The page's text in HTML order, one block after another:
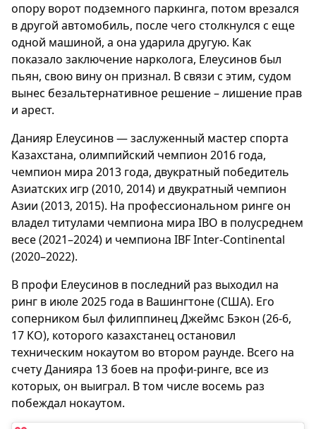
опору ворот подземного паркинга, потом врезался
в другой автомобиль, после чего столкнулся с еще
одной машиной, а она ударила другую. Как
показало заключение нарколога, Елеусинов был
пьян, свою вину он признал. В связи с этим, судом
вынес безальтернативное решение – лишение прав
и арест.
Данияр Елеусинов — заслуженный мастер спорта
Казахстана, олимпийский чемпион 2016 года,
чемпион мира 2013 года, двукратный победитель
Азиатских игр (2010, 2014) и двукратный чемпион
Азии (2013, 2015). На профессиональном ринге он
владел титулами чемпиона мира IBO в полусреднем
весе (2021–2024) и чемпиона IBF Inter-Continental
(2020–2022).
В профи Елеусинов в последний раз выходил на
ринг в июле 2025 года в Вашингтоне (США). Его
соперником был филиппинец Джеймс Бэкон (26-6,
17 КО), которого казахстанец остановил
техническим нокаутом во втором раунде. Всего на
счету Данияра 13 боев на профи-ринге, все из
которых, он выиграл. В том числе восемь раз
побеждал нокаутом.